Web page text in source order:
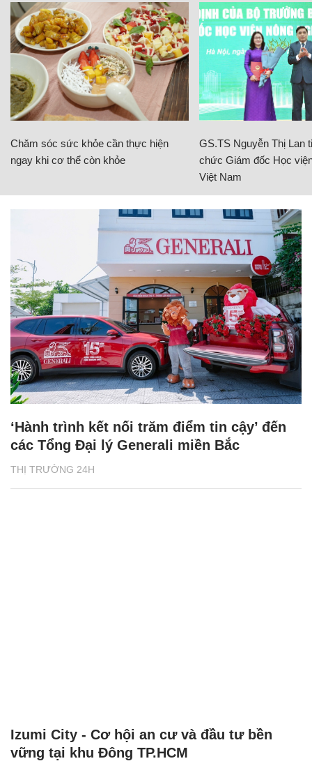
Chăm sóc sức khỏe cần thực hiện
ngay khi cơ thể còn khỏe
GS.TS Nguyễn Thị Lan
chức Giám đốc Học
Việt Nam
THỊ TRƯỜNG 24H
‘Hành trình kết nối trăm điểm tin cậy’ đến
các Tổng Đại lý Generali miền Bắc
Izumi City - Cơ hội an cư và đầu tư bền
vững tại khu Đông TP.HCM